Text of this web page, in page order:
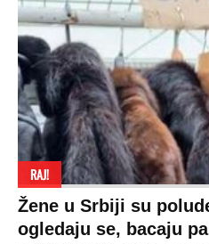
RAJ!
Žene u Srbiji su
ogledaju se, bacaju